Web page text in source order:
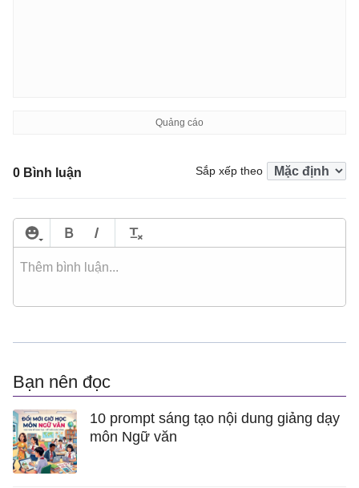
0 Bình luận Sắp xếp theo
Bạn nên đọc
10 prompt sáng tạo nội dung giảng dạy
môn Ngữ văn